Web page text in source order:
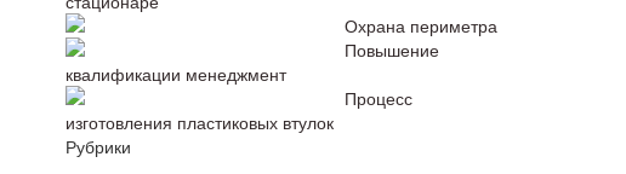
Охрана периметра
Повышение
квалификации менеджмент
Процесс
изготовления пластиковых втулок
Рубрики